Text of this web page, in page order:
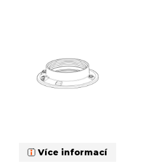
Více informací